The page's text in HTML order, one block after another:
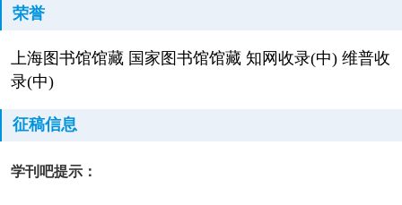
荣誉
上海图书馆馆藏 国家图书馆馆藏 知网收录(中) 维普收
录(中)
征稿信息
学刊吧提示：